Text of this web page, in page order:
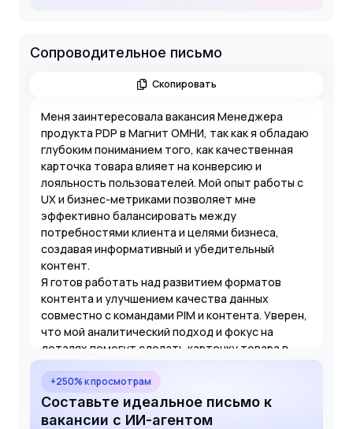
Сопроводительное письмо
Скопировать
Меня заинтересовала вакансия Менеджера
продукта PDP в Магнит ОМНИ, так как я обладаю
глубоким пониманием того, как качественная
карточка товара влияет на конверсию и
лояльность пользователей. Мой опыт работы с
UX и бизнес-метриками позволяет мне
эффективно балансировать между
потребностями клиента и целями бизнеса,
создавая информативный и убедительный
контент.
Я готов работать над развитием форматов
контента и улучшением качества данных
совместно с командами PIM и контента. Уверен,
что мой аналитический подход и фокус на
деталях помогут сделать карточку товара в
вашем super app эталоном на рынке ритейла.
Буду рад обсудить, как мой опыт поможет
Магниту достичь поставленных KPI.
+250% к просмотрам
Составьте идеальное письмо к
вакансии с ИИ-агентом